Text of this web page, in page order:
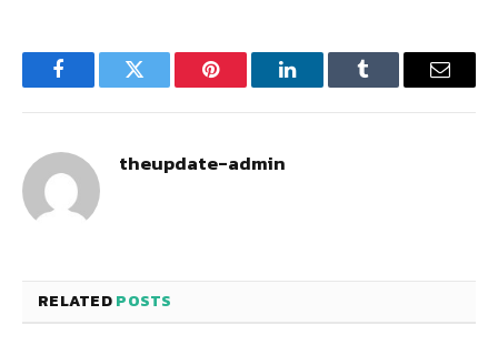
FacebookTwitter Pinterest LinkedInTumblr Email
theupdate-admin
RELATEDPOSTS